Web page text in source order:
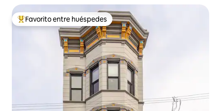
Favorito entre los huéspedes más destacados
Favorito entre huéspedes